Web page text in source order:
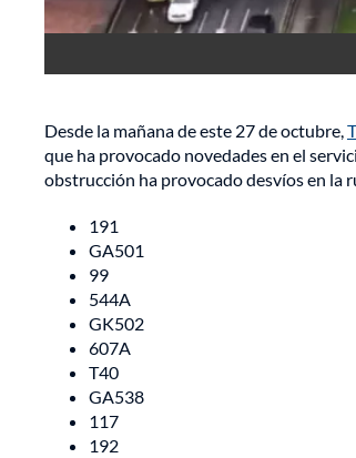
Desde la mañana de este 27 de octubre,
que ha provocado novedades en el
obstrucción ha provocado desvíos en la
191
GA501
99
544A
GK502
607A
T40
GA538
117
192